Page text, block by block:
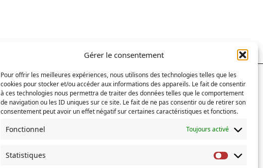
Gérer le consentement
Pour offrir les meilleures expériences, nous utilisons des technologies telles que les
cookies pour stocker et/ou accéder aux informations des appareils. Le fait de consentir
à ces technologies nous permettra de traiter des données telles que le comportement
de navigation ou les ID uniques sur ce site. Le fait de ne pas consentir ou de retirer son
consentement peut avoir un effet négatif sur certaines caractéristiques et fonctions.
Fonctionnel Toujours activé
Statistiques
RECHERCHER